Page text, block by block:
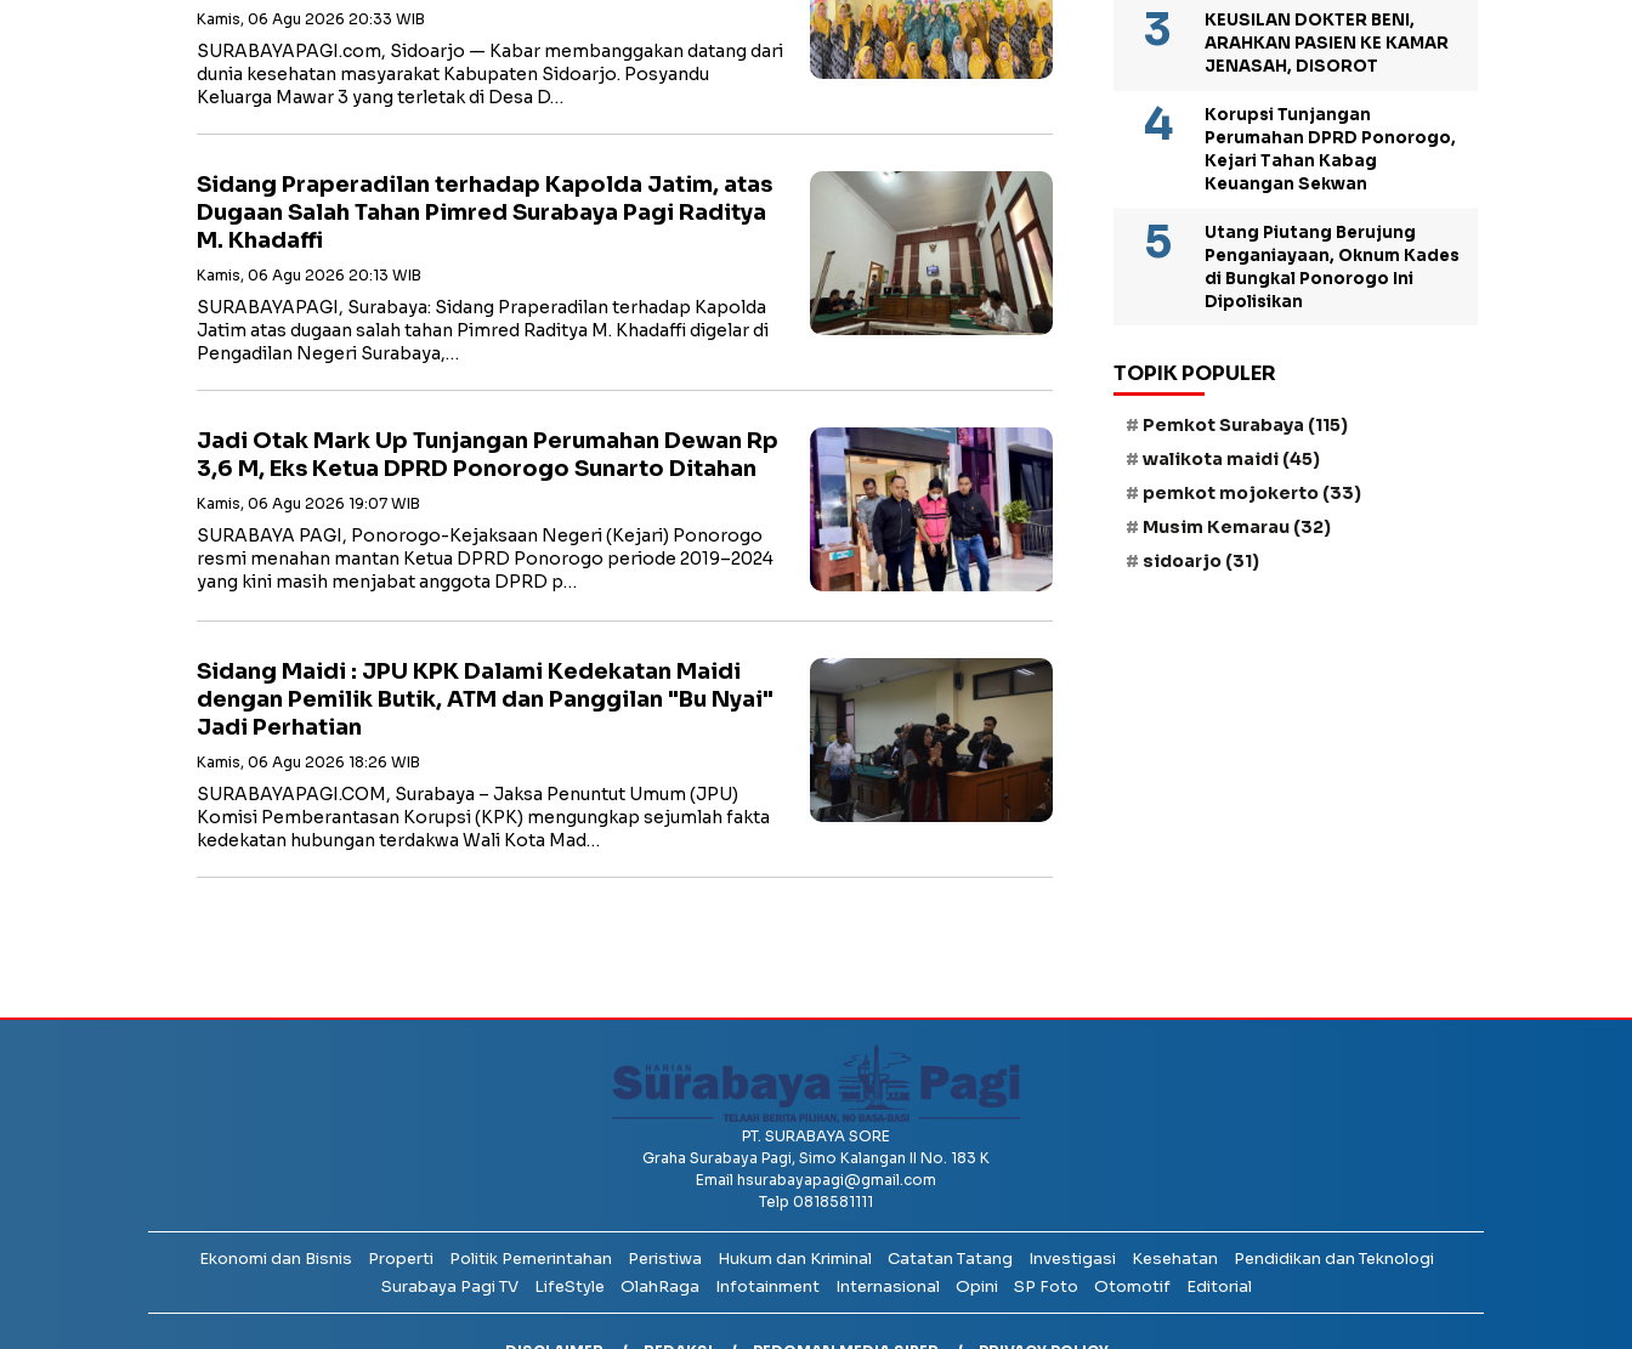
Kamis, 06 Agu 2026 20:33 WIB
SURABAYAPAGI.com, Sidoarjo — Kabar membanggakan datang dari
dunia kesehatan masyarakat Kabupaten Sidoarjo. Posyandu
Keluarga Mawar 3 yang terletak di Desa D…
Sidang Praperadilan terhadap Kapolda Jatim, atas
Dugaan Salah Tahan Pimred Surabaya Pagi Raditya
M. Khadaffi
Kamis, 06 Agu 2026 20:13 WIB
SURABAYAPAGI, Surabaya: Sidang Praperadilan terhadap Kapolda
Jatim atas dugaan salah tahan Pimred Raditya M. Khadaffi digelar di
Pengadilan Negeri Surabaya,…
Jadi Otak Mark Up Tunjangan Perumahan Dewan Rp
3,6 M, Eks Ketua DPRD Ponorogo Sunarto Ditahan
Kamis, 06 Agu 2026 19:07 WIB
SURABAYA PAGI, Ponorogo-Kejaksaan Negeri (Kejari) Ponorogo
resmi menahan mantan Ketua DPRD Ponorogo periode 2019–2024
yang kini masih menjabat anggota DPRD p…
Sidang Maidi : JPU KPK Dalami Kedekatan Maidi
dengan Pemilik Butik, ATM dan Panggilan "Bu Nyai"
Jadi Perhatian
Kamis, 06 Agu 2026 18:26 WIB
‎SURABAYAPAGI.COM, Surabaya – Jaksa Penuntut Umum (JPU)
Komisi Pemberantasan Korupsi (KPK) mengungkap sejumlah fakta
kedekatan hubungan terdakwa Wali Kota Mad…
KEUSILAN DOKTER BENI,
ARAHKAN PASIEN KE KAMAR
JENASAH, DISOROT
Korupsi Tunjangan
Perumahan DPRD Ponorogo,
Kejari Tahan Kabag
Keuangan Sekwan
Utang Piutang Berujung
Penganiayaan, Oknum Kades
di Bungkal Ponorogo Ini
Dipolisikan
TOPIK POPULER
Pemkot Surabaya (115)
walikota maidi (45)
pemkot mojokerto (33)
Musim Kemarau (32)
sidoarjo (31)
PT. SURABAYA SORE
Graha Surabaya Pagi, Simo Kalangan II No. 183 K
Email hsurabayapagi@gmail.com
Telp 0818581111
Ekonomi dan Bisnis Properti Politik Pemerintahan Peristiwa Hukum dan Kriminal Catatan Tatang Investigasi Kesehatan
Pendidikan dan Teknologi
Surabaya Pagi TV
LifeStyle OlahRaga Infotainment Internasional Opini SP Foto Otomotif Editorial